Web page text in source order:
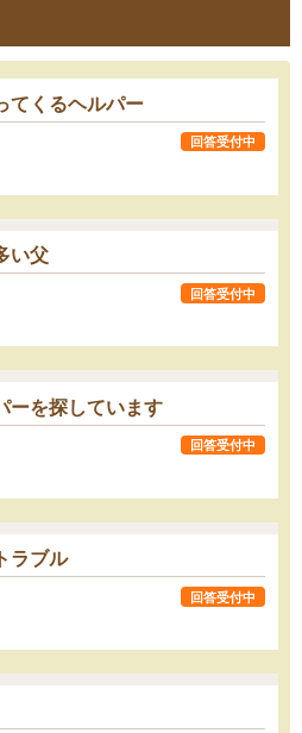
てくるヘルパー
回答受付中
い父
回答受付中
ーを探しています
回答受付中
ラブル
回答受付中